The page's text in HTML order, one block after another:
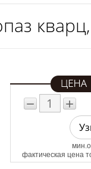
− +
фактическая цена